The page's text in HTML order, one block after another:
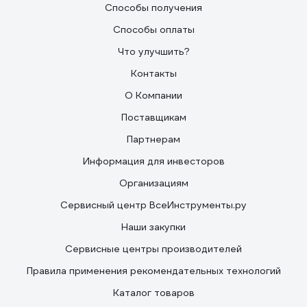
Способы получения
Способы оплаты
Что улучшить?
Контакты
О Компании
Поставщикам
Партнерам
Информация для инвесторов
Организациям
Сервисный центр ВсеИнструменты.ру
Наши закупки
Сервисные центры производителей
Правила применения рекомендательных технологий
Каталог товаров